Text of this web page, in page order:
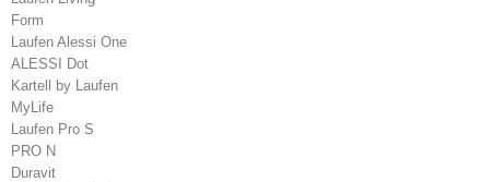
Form
Laufen Alessi One
ALESSI Dot
Kartell by Laufen
MyLife
Laufen Pro S
PRO N
Duravit